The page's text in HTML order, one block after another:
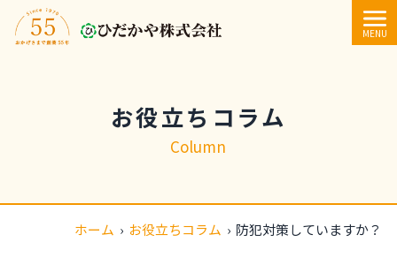
内容をスキップ
MENU
お役立ちコラム
Column
ホーム › お役立ちコラム › 防犯対策していますか？